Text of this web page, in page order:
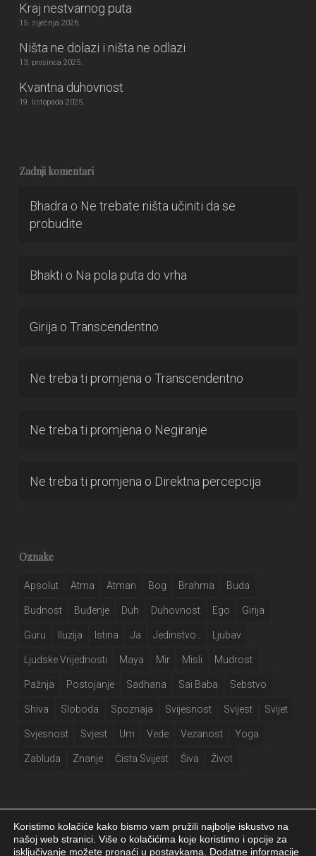
Kraj nestvarnog puta
15. siječnja 2026.
Ništa ne dolazi i ništa ne odlazi
13. prosinca 2025.
Kvantna duhovnost
19. listopada 2025.
Zadnji komentari
Bhadra o Ne trebate ništa učiniti da se
probudite
Bhakti o Na pola puta do vrha
Girija o Transcendentno
Ne treba ti promjena o Transcendentno
Ne treba ti promjena o Negiranje
Ne treba ti promjena o Direktna percepcija
Oznake
Apsolut Atma Atman Bog Brahma Buda
Budnost Buđenje Duh Duhovnost Ego Girija
Guru Iluzija Istina Ja Jedinstvo.. Ljubav
Ljudske Vrijednosti Maya Mir Misli Mudrost
Pažnja Postojanje Sadhana Sai Baba Sebstvo
Shiva Sloboda Spoznaja Svijesnost Svijest Svijet
Svjesnost Svjest Um Vede Vezanost Yoga
Zabluda Znanje Čista Svijest Šiva Život
Koristimo kolačiće kako bismo vam pružili najbolje iskustvo na
našoj web stranici. Više o kolačićima koje koristimo i opcije za
isključivanje možete pronaći u postavkama. Dodatne informacije